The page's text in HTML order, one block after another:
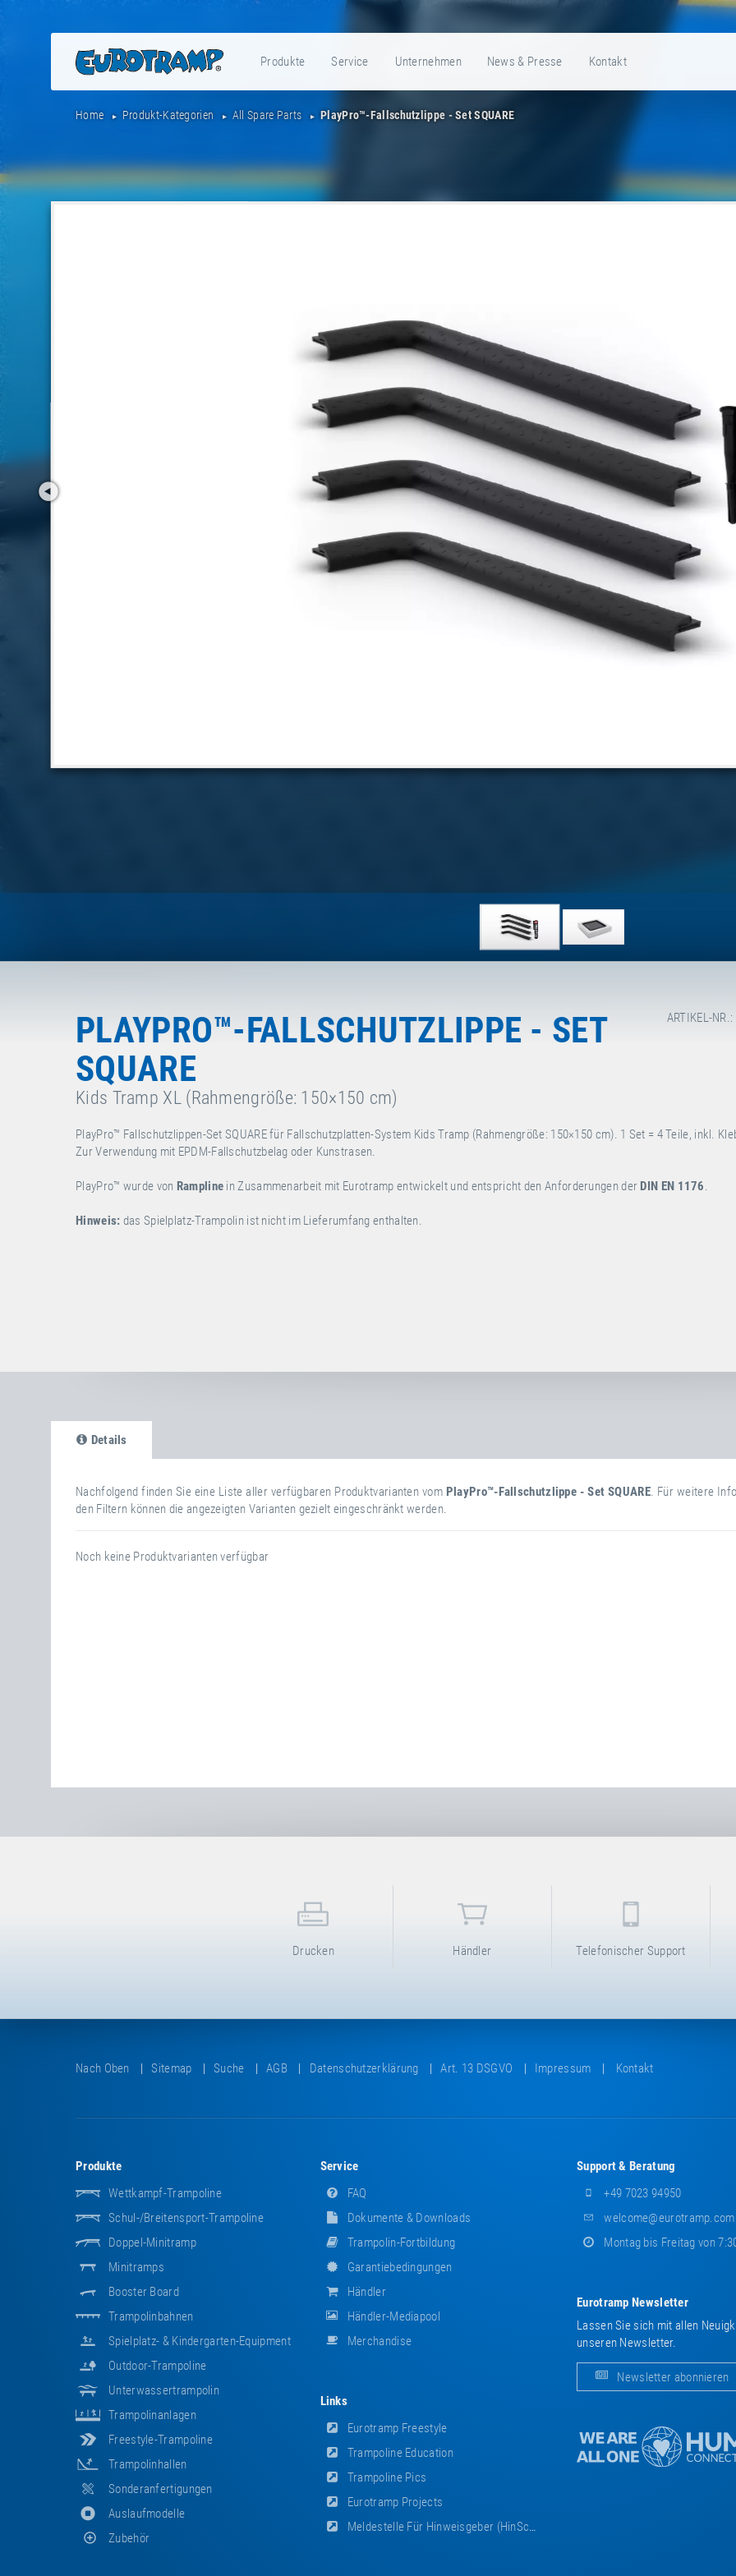
Produkte Service Unternehmen News & Presse Kontakt
Home Produkt-Kategorien All Spare Parts PlayPro™-Fallschutzlippe - Set SQUARE
ARTIKEL-
PLAYPRO™-FALLSCHUTZLIPPE - SET
SQUARE
Kids Tramp XL (Rahmengröße: 150×150 cm)
PlayPro™ Fallschutzlippen-Set SQUARE für Fallschutzplatten-System Kids Tramp (Rahmengröße: 150×150 cm). 1 Set = 4 Teile, inkl.
Zur Verwendung mit EPDM-Fallschutzbelag oder Kunstrasen.
PlayPro™ wurde von Rampline in Zusammenarbeit mit Eurotramp entwickelt und entspricht den Anforderungen der DIN EN 1176.
Hinweis: das Spielplatz-Trampolin ist nicht im Lieferumfang enthalten.
Details
Nachfolgend finden Sie eine Liste aller verfügbaren Produktvarianten vom PlayPro™-Fallschutzlippe - Set SQUARE. Für weitere
den Filtern können die angezeigten Varianten gezielt eingeschränkt werden.
Noch keine Produktvarianten verfügbar
Drucken Händler Telefonischer Support
Nach Oben Sitemap Suche AGB Datenschutzerklärung Art. 13 DSGVO Impressum Kontakt
Produkte
Wettkampf-Trampoline
Schul-/Breitensport-Trampoline
Doppel-Minitramp
Minitramps
Booster Board
Trampolinbahnen
Spielplatz- & Kindergarten-Equipment
Outdoor-Trampoline
Unterwassertrampolin
Trampolinanlagen
Freestyle-Trampoline
Trampolinhallen
Sonderanfertigungen
Auslaufmodelle
Zubehör
Service
FAQ
Dokumente & Downloads
Trampolin-Fortbildung
Garantiebedingungen
Händler
Händler-Mediapool
Merchandise
Links
Eurotramp Freestyle
Trampoline Education
Trampoline Pics
Eurotramp Projects
Meldestelle Für Hinweisgeber (HinSchG)
Support & Beratung
+49 7023 94950
welcome@eurotramp.com
Montag bis Freitag von
Eurotramp Newsletter
Lassen Sie sich mit allen
unseren Newsletter.
Newsletter abonnieren